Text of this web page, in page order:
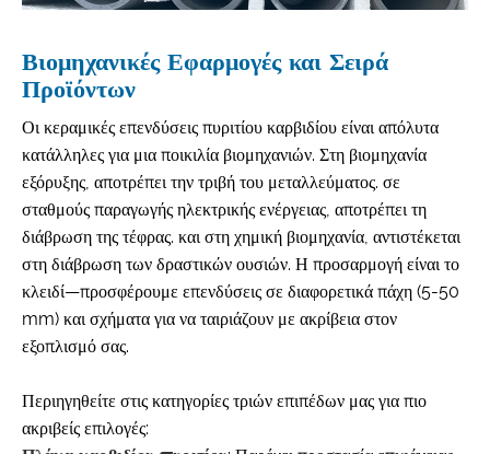
Βιομηχανικές Εφαρμογές και Σειρά
Προϊόντων
Οι κεραμικές επενδύσεις πυριτίου καρβιδίου είναι απόλυτα
κατάλληλες για μια ποικιλία βιομηχανιών. Στη βιομηχανία
εξόρυξης, αποτρέπει την τριβή του μεταλλεύματος. σε
σταθμούς παραγωγής ηλεκτρικής ενέργειας, αποτρέπει τη
διάβρωση της τέφρας. και στη χημική βιομηχανία, αντιστέκεται
στη διάβρωση των δραστικών ουσιών. Η προσαρμογή είναι το
κλειδί—προσφέρουμε επενδύσεις σε διαφορετικά πάχη (5-50
mm) και σχήματα για να ταιριάζουν με ακρίβεια στον
εξοπλισμό σας.
Περιηγηθείτε στις κατηγορίες τριών επιπέδων μας για πιο
ακριβείς επιλογές: